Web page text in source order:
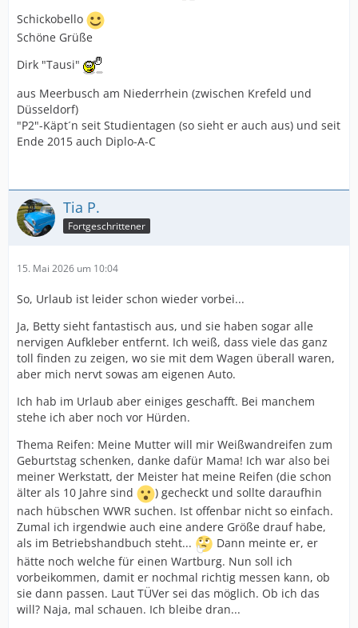
Schickobello
Schöne Grüße
Dirk "Tausi"
aus Meerbusch am Niederrhein (zwischen Krefeld und
Düsseldorf)
"P2"-Käpt´n seit Studientagen (so sieht er auch aus) und seit
Ende 2015 auch Diplo-A-C
Tia P.
Fortgeschrittener
15. Mai 2026 um 10:04
So, Urlaub ist leider schon wieder vorbei...
Ja, Betty sieht fantastisch aus, und sie haben sogar alle
nervigen Aufkleber entfernt. Ich weiß, dass viele das ganz
toll finden zu zeigen, wo sie mit dem Wagen überall waren,
aber mich nervt sowas am eigenen Auto.
Ich hab im Urlaub aber einiges geschafft. Bei manchem
stehe ich aber noch vor Hürden.
Thema Reifen: Meine Mutter will mir Weißwandreifen zum
Geburtstag schenken, danke dafür Mama! Ich war also bei
meiner Werkstatt, der Meister hat meine Reifen (die schon
älter als 10 Jahre sind
) gecheckt und sollte daraufhin
nach hübschen WWR suchen. Ist offenbar nicht so einfach.
Zumal ich irgendwie auch eine andere Größe drauf habe,
als im Betriebshandbuch steht...
Dann meinte er, er
hätte noch welche für einen Wartburg. Nun soll ich
vorbeikommen, damit er nochmal richtig messen kann, ob
sie dann passen. Laut TÜVer sei das möglich. Ob ich das
will? Naja, mal schauen. Ich bleibe dran...